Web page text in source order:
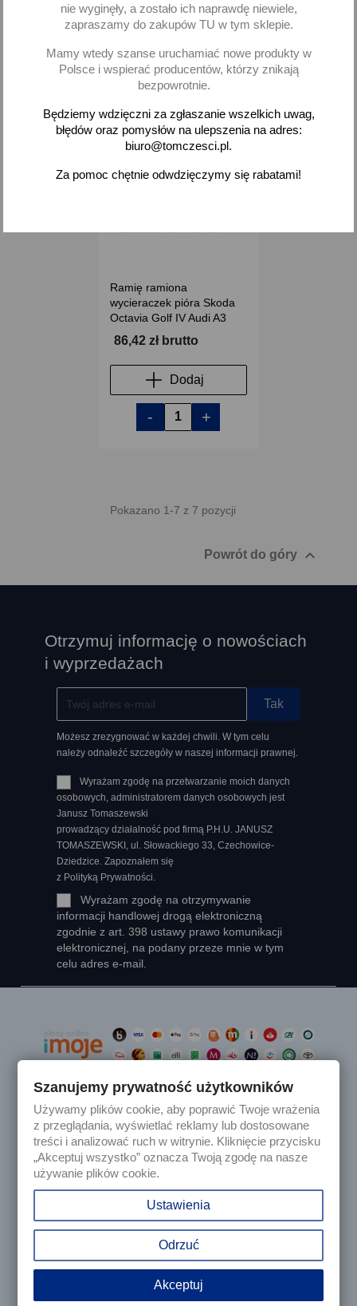
Dodaj
- +
Dodaj
- +
Ramię ramiona
wycieraczek pióra Skoda
Octavia Golf IV Audi A3
86,42 zł brutto
Dodaj
- +
favorite_border
Pokazano 1-7 z 7 pozycji
Powrót do góry 
Otrzymuj informację o nowościach
i wyprzedażach
Możesz zrezygnować w każdej chwili. W tym celu
należy odnaleźć szczegóły w naszej informacji prawnej.
Wyrażam zgodę na przetwarzanie moich danych
osobowych, administratorem danych osobowych jest
Janusz Tomaszewski
prowadzący działalność pod firmą P.H.U. JANUSZ
TOMASZEWSKI, ul. Słowackiego 33, Czechowice-
Dziedzice. Zapoznałem się
z Polityką Prywatności.
Wyrażam zgodę na otrzymywanie
informacji handlowej drogą elektroniczną
zgodnie z art. 398 ustawy prawo komunikacji
elektronicznej, na podany przeze mnie w tym
celu adres e-mail.
Produkty 
Nasza firma 
© 2025 - Sklep internetowy Tomczesci.pl. Wszelkie prawa
Szanujemy prywatność użytkowników
Używamy plików cookie, aby poprawić Twoje wrażenia
z przeglądania, wyświetlać reklamy lub dostosowane
treści i analizować ruch w witrynie. Kliknięcie przycisku
„Akceptuj wszystko” oznacza Twoją zgodę na nasze
używanie plików cookie.
Ustawienia
Odrzuć
Akceptuj
nie wyginęły, a zostało ich naprawdę niewiele,
zapraszamy do zakupów TU w tym sklepie.
Mamy wtedy szanse uruchamiać nowe produkty w
Polsce i wspierać producentów, którzy znikają
bezpowrotnie.
Będziemy wdzięczni za zgłaszanie wszelkich uwag,
błędów oraz pomysłów na ulepszenia na adres:
biuro@tomczesci.pl.
Za pomoc chętnie odwdzięczymy się rabatami!